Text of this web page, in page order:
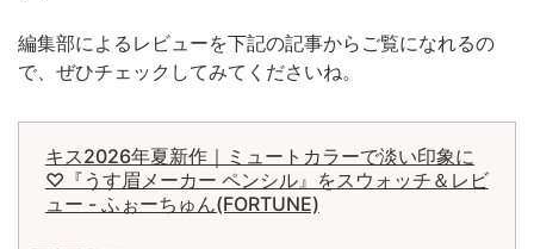
編集部によるレビューを下記の記事からご覧になれるの
で、ぜひチェックしてみてくださいね。
キス2026年夏新作｜ミュートカラーで淡い印象に
♡『うす眉メーカー ペンシル』をスウォッチ＆レビ
ュー - ふぉーちゅん(FORTUNE)